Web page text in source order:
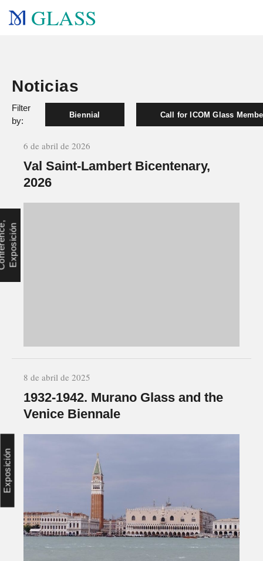
GLASS
Noticias
Filter
by:
Biennial Call for ICOM Glass
6 de abril de 2026
Val Saint-Lambert Bicentenary,
2026
e
n
8 de abril de 2025
1932-1942. Murano Glass and the
Venice Biennale
Exposición